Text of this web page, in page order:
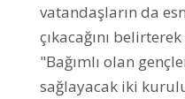
vatandaşların da
çıkacağını
"Bağımlı olan
sağlayacak iki